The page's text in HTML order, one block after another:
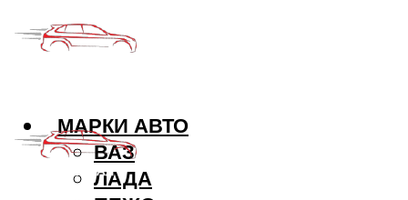
МАРКИ АВТО
ВАЗ
ЛАДА